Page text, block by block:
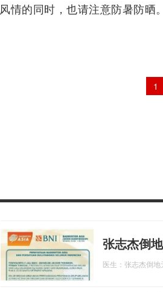
风情的同时，也请注意防暑防晒。
1
张志杰倒
医生：张志杰倒